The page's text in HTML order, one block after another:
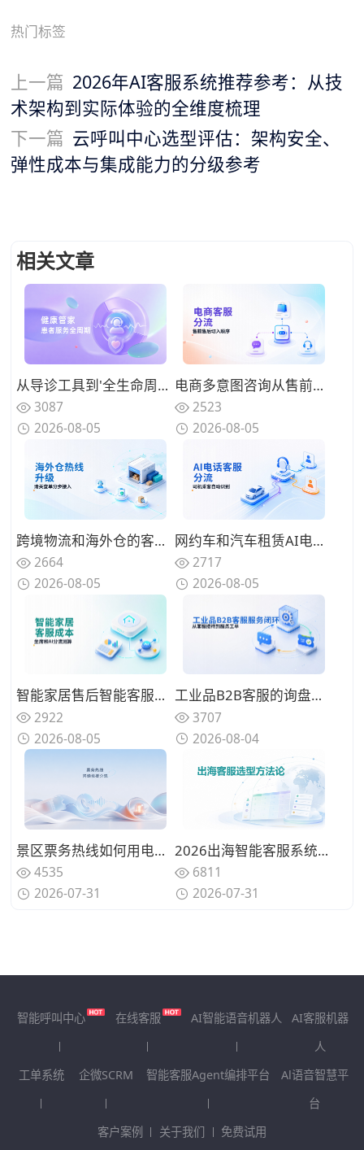
热门标签
上一篇 2026年AI客服系统推荐参考：从技
术架构到实际体验的全维度梳理
下一篇 云呼叫中心选型评估：架构安全、
弹性成本与集成能力的分级参考
相关文章
从导诊工具到'全生命周期健康管家'，2026年医院智能客服系统正在重新定义患者服务
3087
2026-08-05
电商多意图咨询从售前到售后的分流框架：智能客服切入顺序
2523
2026-08-05
跨境物流和海外仓的客服热线从人工升级到智能客服系统，报关清关和查单催单怎么分步接入
2664
2026-08-05
网约车和汽车租赁AI电话客服系统搭建：司机乘客身份识别与多品牌自动分流的方案设计
2717
2026-08-05
智能家居售后智能客服系统一年投入多少？坐席数量和AI分流比例的成本拆解
2922
2026-08-05
工业品B2B客服的询盘与售后怎么管？从企微群接待、技术问题分派到工单系统闭环的运营方法
3707
2026-08-04
景区票务热线如何用电话语音机器人实现智能化？从常规咨询到紧急救援的多层分流设计
4535
2026-07-31
2026出海智能客服系统选型方法论：构建适配全球化业务的评估框架
6811
2026-07-31
智能呼叫中心 在线客服 AI智能语音机器人
AI客服机器
人
工单系统
企微SCRM 智能客服Agent编排平台
Al语音智慧平
台
客户案例
关于我们 免费试用